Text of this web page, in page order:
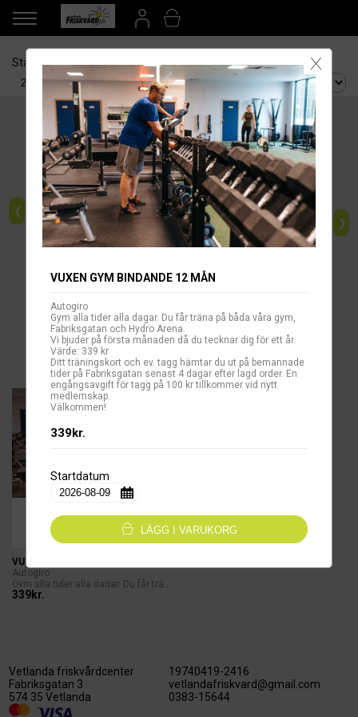
Startdatum Betalsätt Sortera efter:
❮
AUTOGIRO KONTANT
❯
VUXEN GYM BINDANDE 12 MÅN
Autogiro
Gym alla tider alla dagar. Du får trä...
339kr.
X
VUXEN GYM BINDANDE 12 MÅN
Autogiro
Gym alla tider alla dagar. Du får träna på båda våra gym,
Fabriksgatan och Hydro Arena.
Vi bjuder på första månaden då du tecknar dig för ett år.
Värde: 339 kr
Ditt träningskort och ev. tagg hämtar du ut på bemannade
tider på Fabriksgatan senast 4 dagar efter lagd order. En
engångsavgift för tagg på 100 kr tillkommer vid nytt
medlemskap.
Välkommen!
339kr.
Startdatum
LÄGG I VARUKORG
Vetlanda friskvårdcenter
Fabriksgatan 3
574 35 Vetlanda
19740419-2416
vetlandafriskvard@gmail.com
0383-15644